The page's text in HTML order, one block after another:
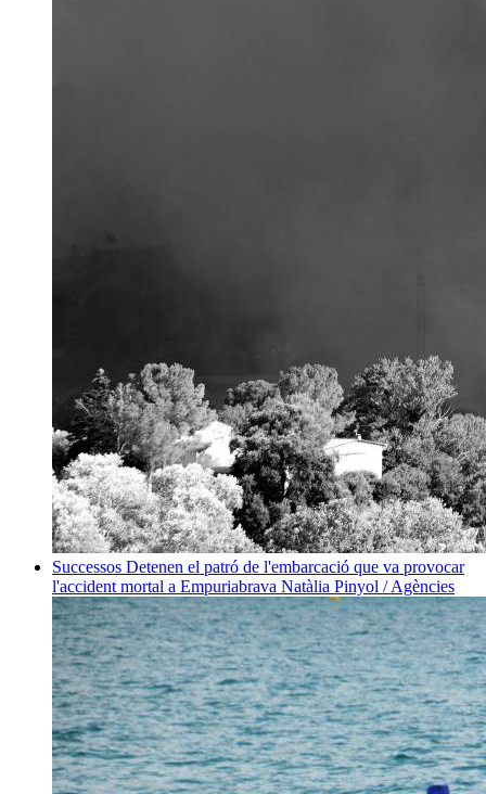
Successos Detenen el patró de l'embarcació que va provocar
l'accident mortal a Empuriabrava Natàlia Pinyol / Agències